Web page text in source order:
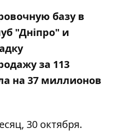
базу в
"Дніпро" и
за 113
на 37 миллионов
30 октября.